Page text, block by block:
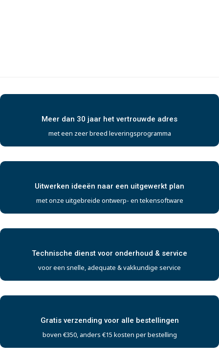
Meer dan 30 jaar het vertrouwde adres
met een zeer breed leveringsprogramma
Uitwerken ideeën naar een uitgewerkt plan
met onze uitgebreide ontwerp- en tekensoftware
Technische dienst voor onderhoud & service
voor een snelle, adequate & vakkundige service
Gratis verzending voor alle bestellingen
boven €350, anders €15 kosten per bestelling